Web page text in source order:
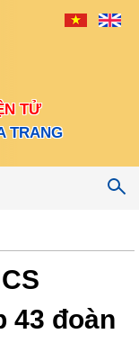
TỬ
TRANG
43 đoàn